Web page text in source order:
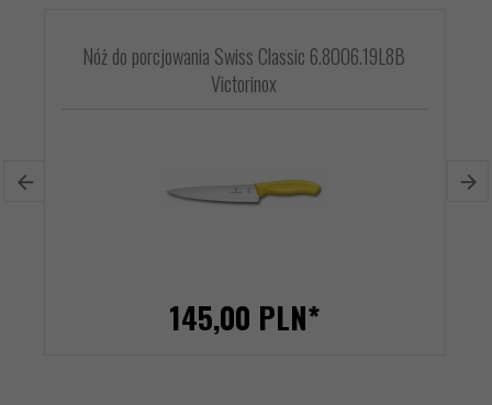
Nóż do porcjowania Swiss Classic 6.8006.19L8B
Victorinox
145,00 PLN*